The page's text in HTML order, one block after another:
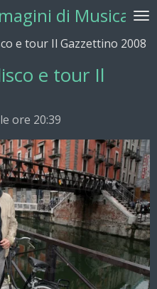
di Musica
e tour Il Gazzettino 2008
e tour Il
ore 20:39